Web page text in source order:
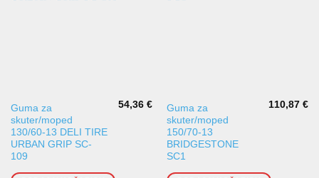
Guma za
skuter/moped
130/60-13 DELI TIRE
URBAN GRIP SC-
109
54,36€
Guma za
skuter/moped
150/70-13
BRIDGESTONE
SC1
110,87€